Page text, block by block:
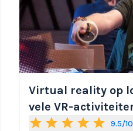
Virtual reality op
vele VR-
star star star star star